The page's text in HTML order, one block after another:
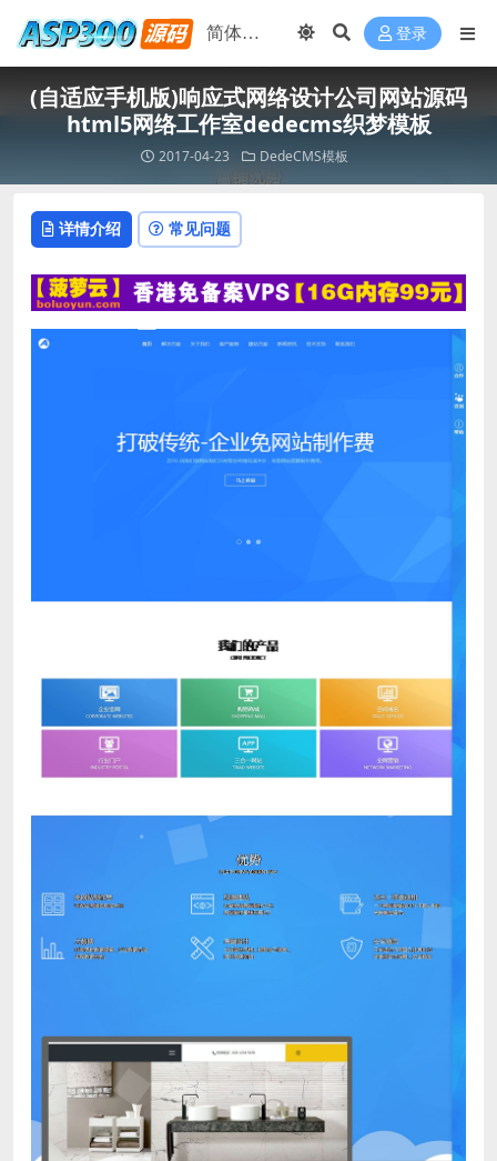
登录
(自适应手机版)响应式网络设计公司网站源码
html5网络工作室dedecms织梦模板
2017-04-23 DedeCMS模板
详情介绍 常见问题